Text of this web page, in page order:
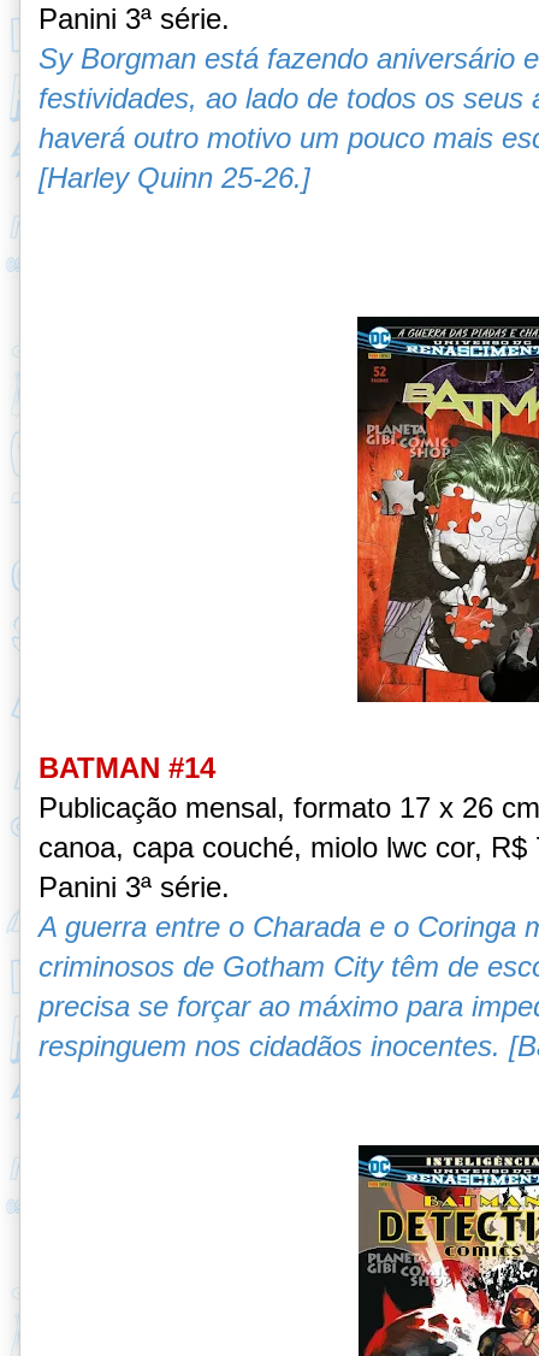
Panini 3ª série.
Sy Borgman está fazendo aniversário
festividades, ao lado de todos os seus
haverá outro motivo um pouco mais
[Harley Quinn 25-26.]
BATMAN #14
Publicação mensal, formato 17 x 26
canoa, capa couché, miolo lwc cor,
Panini 3ª série.
A guerra entre o Charada e o Coringa
criminosos de Gotham City têm de
precisa se forçar ao máximo para
respinguem nos cidadãos inocentes.